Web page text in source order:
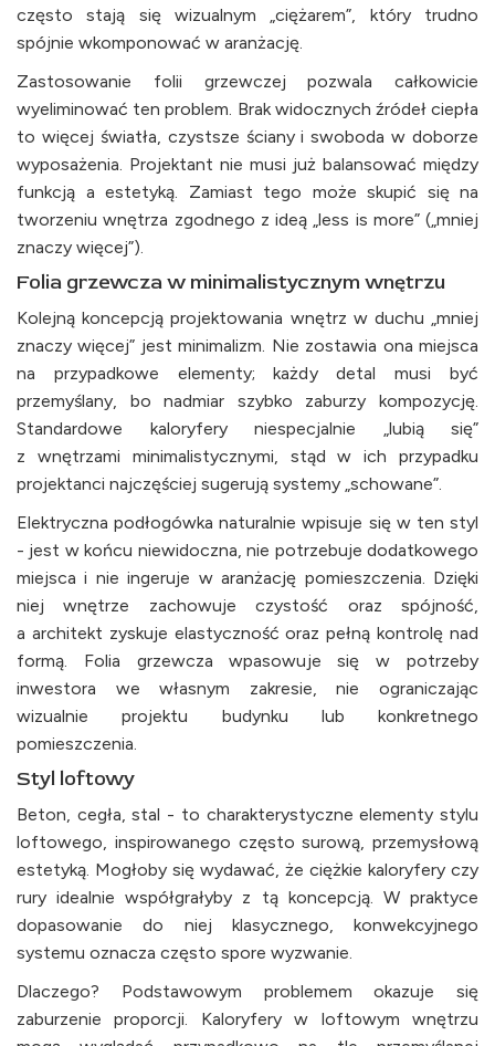
często stają się wizualnym „ciężarem”, który trudno
spójnie wkomponować w aranżację.
Zastosowanie folii grzewczej pozwala całkowicie
wyeliminować ten problem. Brak widocznych źródeł ciepła
to więcej światła, czystsze ściany i swoboda w doborze
wyposażenia. Projektant nie musi już balansować między
funkcją a estetyką. Zamiast tego może skupić się na
tworzeniu wnętrza zgodnego z ideą „less is more” („mniej
znaczy więcej”).
Folia grzewcza w minimalistycznym wnętrzu
Kolejną koncepcją projektowania wnętrz w duchu „mniej
znaczy więcej” jest minimalizm. Nie zostawia ona miejsca
na przypadkowe elementy; każdy detal musi być
przemyślany, bo nadmiar szybko zaburzy kompozycję.
Standardowe kaloryfery niespecjalnie „lubią się”
z wnętrzami minimalistycznymi, stąd w ich przypadku
projektanci najczęściej sugerują systemy „schowane”.
Elektryczna podłogówka naturalnie wpisuje się w ten styl
- jest w końcu niewidoczna, nie potrzebuje dodatkowego
miejsca i nie ingeruje w aranżację pomieszczenia. Dzięki
niej wnętrze zachowuje czystość oraz spójność,
a architekt zyskuje elastyczność oraz pełną kontrolę nad
formą. Folia grzewcza wpasowuje się w potrzeby
inwestora we własnym zakresie, nie ograniczając
wizualnie projektu budynku lub konkretnego
pomieszczenia.
Styl loftowy
Beton, cegła, stal - to charakterystyczne elementy stylu
loftowego, inspirowanego często surową, przemysłową
estetyką. Mogłoby się wydawać, że ciężkie kaloryfery czy
rury idealnie współgrałyby z tą koncepcją. W praktyce
dopasowanie do niej klasycznego, konwekcyjnego
systemu oznacza często spore wyzwanie.
Dlaczego? Podstawowym problemem okazuje się
zaburzenie proporcji. Kaloryfery w loftowym wnętrzu